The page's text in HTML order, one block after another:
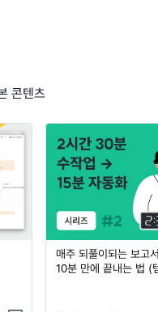
콘텐츠
매주 되풀이되는 보고
10분 만에 끝내는 법 (